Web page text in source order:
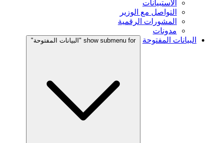
الاستبيانات
التواصل مع الوزير
المشورات الرقمية
مدونات
البيانات المفتوحة
show submenu for "البيانات المفتوحة"